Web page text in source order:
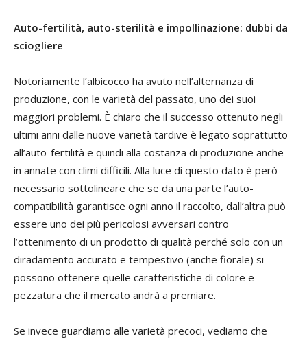
Auto-fertilità, auto-sterilità e impollinazione: dubbi da
sciogliere
Notoriamente l’albicocco ha avuto nell’alternanza di
produzione, con le varietà del passato, uno dei suoi
maggiori problemi. È chiaro che il successo ottenuto negli
ultimi anni dalle nuove varietà tardive è legato soprattutto
all’auto-fertilità e quindi alla costanza di produzione anche
in annate con climi difficili. Alla luce di questo dato è però
necessario sottolineare che se da una parte l’auto-
compatibilità garantisce ogni anno il raccolto, dall’altra può
essere uno dei più pericolosi avversari contro
l’ottenimento di un prodotto di qualità perché solo con un
diradamento accurato e tempestivo (anche fiorale) si
possono ottenere quelle caratteristiche di colore e
pezzatura che il mercato andrà a premiare.
Se invece guardiamo alle varietà precoci, vediamo che